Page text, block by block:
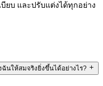
บียบ และปรับแต่งได้ทุกอย่าง
นให้สมจริงยิ่งขึ้นได้อย่างไร?